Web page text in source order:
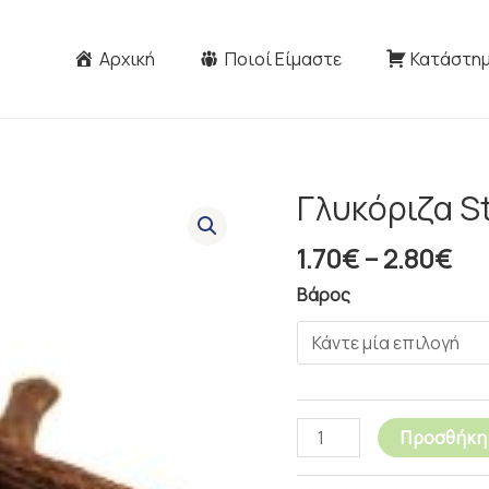
Αρχική Ποιοί Είμαστε
Γλυκόριζα
1.70€–2.80€
Βάρος
Γλυκόριζα
Sticks
10cm
ποσότητα
Προσθήκη